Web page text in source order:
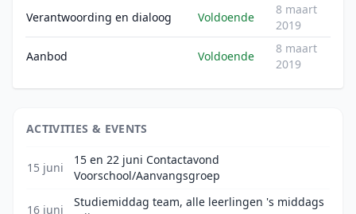
Verantwoording en dialoog Voldoende
8 maart
2019
Aanbod Voldoende
8 maart
2019
ACTIVITIES & EVENTS
15 juni
15 en 22 juni Contactavond
Voorschool/Aanvangsgroep
16 juni
Studiemiddag team, alle leerlingen 's middags